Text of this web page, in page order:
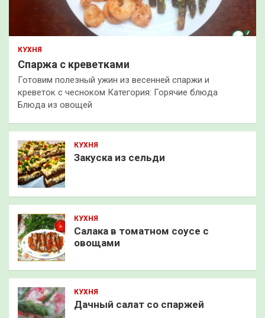
КУХНЯ
Спаржа с креветками
Готовим полезный ужин из весенней спаржи и
креветок с чесноком Категория: Горячие блюда
Блюда из овощей
КУХНЯ
Закуска из сельди
КУХНЯ
Салака в томатном соусе с
овощами
КУХНЯ
Дачный салат со спаржей